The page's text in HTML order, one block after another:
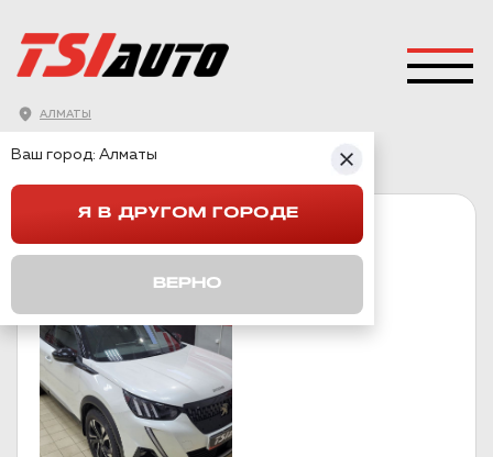
АЛМАТЫ
Ваш город: Алматы
Я В ДРУГОМ ГОРОДЕ
ВЕРНО